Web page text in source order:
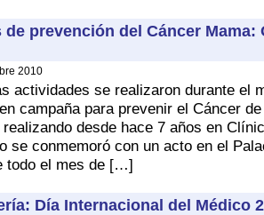
de prevención del Cáncer Mama:
2010
actividades se realizaron durante el
campaña para prevenir el Cáncer
desde hace 7 años en
se conmemoró con un acto en el
todo el mes de […]
Día Internacional del Médico